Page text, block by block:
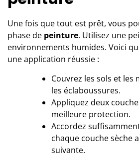
Une fois que tout est prêt, vous
phase de peinture. Utilisez une
environnements humides. Voici
une application réussie :
Couvrez les sols et
les éclaboussures.
Appliquez deux
meilleure protection.
Accordez
chaque couche sèche
suivante.